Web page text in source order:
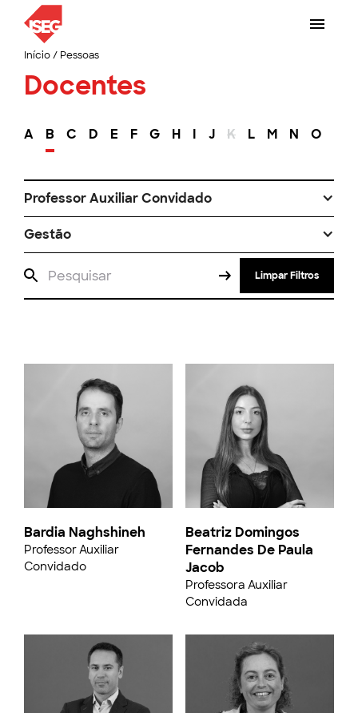
Início/ Pessoas
Docentes
A B C D E F G H I J K L M N O
Professor Auxiliar Convidado
Gestão
Limpar Filtros
Bardia Naghshineh
Professor Auxiliar
Convidado
Beatriz Domingos
Fernandes De Paula
Jacob
Professora Auxiliar
Convidada